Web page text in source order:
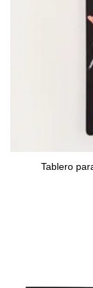
Tablero